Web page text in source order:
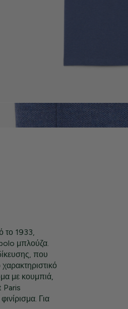
1933,
μπλούζα.
που
με κουμπιά,
Paris
Για